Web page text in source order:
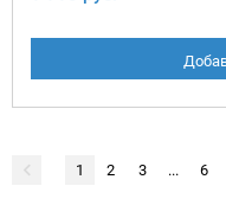
1 2 3 ... 6